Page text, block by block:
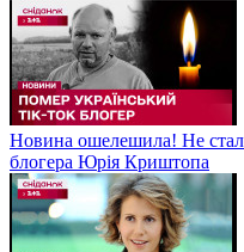
Новина ошелешила! Не
блогера Юрія Криштопа